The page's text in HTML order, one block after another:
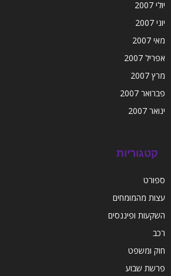
יולי 2007
יוני 2007
מאי 2007
אפריל 2007
מרץ 2007
פברואר 2007
ינואר 2007
קטגוריות
ספורט
עצות מהמומחים
השקעות ופיננסים
רכב
חוק ומשפט
פרשת שבוע